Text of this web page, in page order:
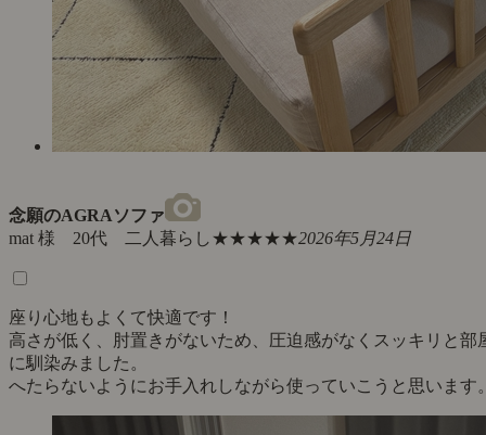
念願のAGRAソファ
mat 様 20代 二人暮らし★★★★★2026年5月24日
座り心地もよくて快適です！
高さが低く、肘置きがないため、圧迫感がなくスッキリと部
に馴染みました。
へたらないようにお手入れしながら使っていこうと思います